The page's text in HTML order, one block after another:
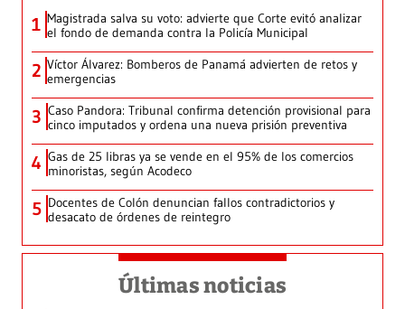
1 Magistrada salva su voto: advierte que Corte evitó analizar
el fondo de demanda contra la Policía Municipal
2 Víctor Álvarez: Bomberos de Panamá advierten de retos y
emergencias
3 Caso Pandora: Tribunal confirma detención provisional para
cinco imputados y ordena una nueva prisión preventiva
4 Gas de 25 libras ya se vende en el 95% de los comercios
minoristas, según Acodeco
5 Docentes de Colón denuncian fallos contradictorios y
desacato de órdenes de reintegro
Últimas noticias